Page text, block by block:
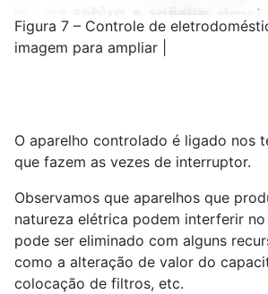
Figura 7 – Controle de
imagem para ampliar |
O aparelho controlado é ligado nos
que fazem as vezes de interruptor.
Observamos que aparelhos que
natureza elétrica podem interferir
pode ser eliminado com alguns
como a alteração de valor do
colocação de filtros, etc.